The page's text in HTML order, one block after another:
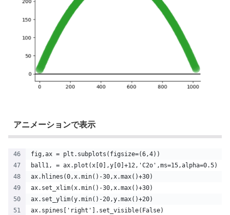
アニメーションで表示
fig,ax = plt.subplots(figsize=(6,4))
ball1, = ax.plot(x[0],y[0]+12,'C2o',ms=15,alpha=0.5)
ax.hlines(0,x.min()-30,x.max()+30)
ax.set_xlim(x.min()-30,x.max()+30)
ax.set_ylim(y.min()-20,y.max()+20)
ax.spines['right'].set_visible(False)